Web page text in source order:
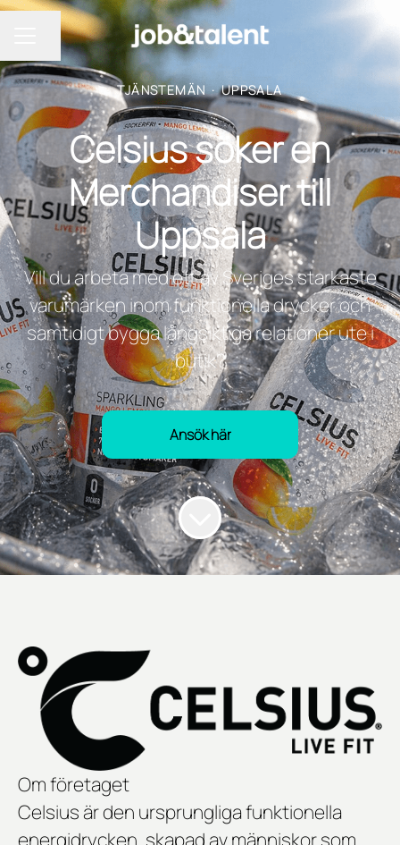
KARRIÄRMENY
Dela sidan
TJÄNSTEMÄN · UPPSALA
Celsius söker en
Merchandiser till
Uppsala
Vill du arbeta med ett av Sveriges starkaste
varumärken inom funktionella drycker och
samtidigt bygga långsiktiga relationer ute i
butik?
Ansök här
Om företaget
Celsius är den ursprungliga funktionella